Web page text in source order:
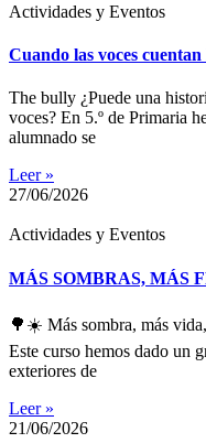
Actividades y Eventos
Cuando las voces
The bully ¿Puede una
voces? En 5.º de Primaria
alumnado se
Leer »
27/06/2026
Actividades y Eventos
MÁS SOMBRAS, MÁS
🌳☀️ Más sombra, más
Este curso hemos dado un
exteriores de
Leer »
21/06/2026